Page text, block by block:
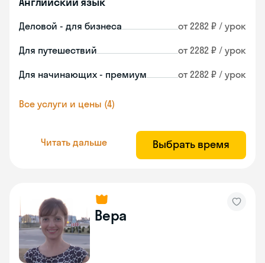
Деловой - для бизнеса от 2282 ₽ / урок
Для путешествий от 2282 ₽ / урок
Для начинающих - премиум от 2282 ₽ / урок
Все услуги и цены (4)
Читать дальше Выбрать время
Вера